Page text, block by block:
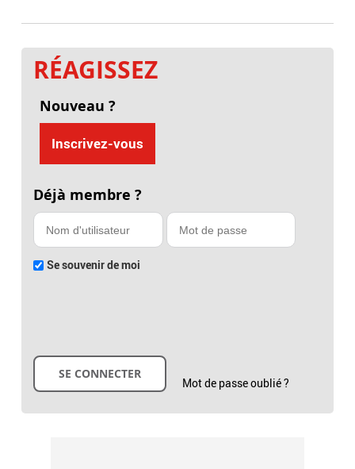
RÉAGISSEZ
Nouveau ?
Inscrivez-vous
Déjà membre ?
Se souvenir de moi
Mot de passe oublié ?